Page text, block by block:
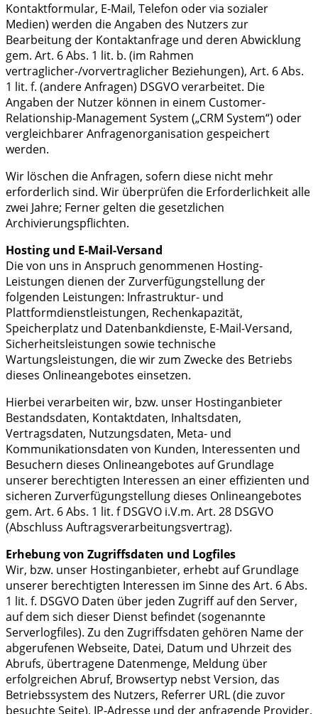
Kontaktformular, E-Mail, Telefon oder via sozialer
Medien) werden die Angaben des Nutzers zur
Bearbeitung der Kontaktanfrage und deren Abwicklung
gem. Art. 6 Abs. 1 lit. b. (im Rahmen
vertraglicher-/vorvertraglicher Beziehungen), Art. 6 Abs.
1 lit. f. (andere Anfragen) DSGVO verarbeitet. Die
Angaben der Nutzer können in einem Customer-
Relationship-Management System („CRM System“) oder
vergleichbarer Anfragenorganisation gespeichert
werden.
Wir löschen die Anfragen, sofern diese nicht mehr
erforderlich sind. Wir überprüfen die Erforderlichkeit alle
zwei Jahre; Ferner gelten die gesetzlichen
Archivierungspflichten.
Hosting und E-Mail-Versand
Die von uns in Anspruch genommenen Hosting-
Leistungen dienen der Zurverfügungstellung der
folgenden Leistungen: Infrastruktur- und
Plattformdienstleistungen, Rechenkapazität,
Speicherplatz und Datenbankdienste, E-Mail-Versand,
Sicherheitsleistungen sowie technische
Wartungsleistungen, die wir zum Zwecke des Betriebs
dieses Onlineangebotes einsetzen.
Hierbei verarbeiten wir, bzw. unser Hostinganbieter
Bestandsdaten, Kontaktdaten, Inhaltsdaten,
Vertragsdaten, Nutzungsdaten, Meta- und
Kommunikationsdaten von Kunden, Interessenten und
Besuchern dieses Onlineangebotes auf Grundlage
unserer berechtigten Interessen an einer effizienten und
sicheren Zurverfügungstellung dieses Onlineangebotes
gem. Art. 6 Abs. 1 lit. f DSGVO i.V.m. Art. 28 DSGVO
(Abschluss Auftragsverarbeitungsvertrag).
Erhebung von Zugriffsdaten und Logfiles
Wir, bzw. unser Hostinganbieter, erhebt auf Grundlage
unserer berechtigten Interessen im Sinne des Art. 6 Abs.
1 lit. f. DSGVO Daten über jeden Zugriff auf den Server,
auf dem sich dieser Dienst befindet (sogenannte
Serverlogfiles). Zu den Zugriffsdaten gehören Name der
abgerufenen Webseite, Datei, Datum und Uhrzeit des
Abrufs, übertragene Datenmenge, Meldung über
erfolgreichen Abruf, Browsertyp nebst Version, das
Betriebssystem des Nutzers, Referrer URL (die zuvor
besuchte Seite), IP-Adresse und der anfragende Provider.